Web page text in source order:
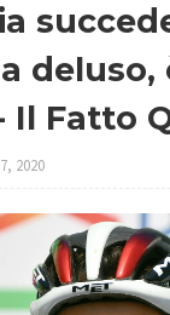
Il Fatto
2020